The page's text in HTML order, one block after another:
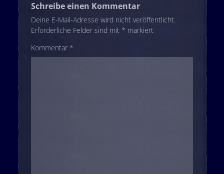
Schreibe einen Kommentar
Deine E-Mail-Adresse wird nicht veröffentlicht.
Erforderliche Felder sind mit * markiert
Kommentar *